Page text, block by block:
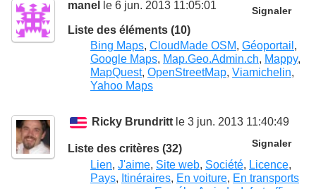
manel le 6 jun. 2013 11:05:01 Signaler
Liste des éléments (10)
Bing Maps, CloudMade OSM, Géoportail ,
Google Maps, Map.Geo.Admin.ch, Mappy,
MapQuest, OpenStreetMap, Viamichelin,
Yahoo Maps
Ricky Brundritt le 3 jun. 2013 11:40:49
Signaler
Liste des critères (32)
Lien, J'aime, Site web, Société, Licence,
Pays, Itinéraires, En voiture, En transports